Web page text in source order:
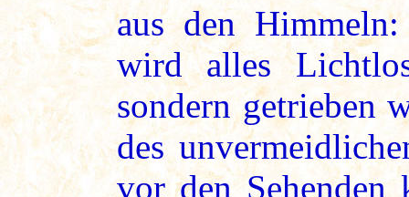
aus den
wird alles
sondern getrieben
des
vor den Sehenden